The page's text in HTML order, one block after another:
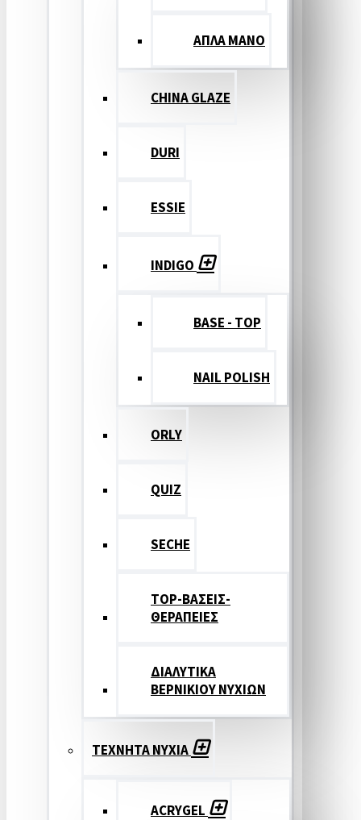
ΑΠΛΑ ΜΑΝΟ
CHINA GLAZE
DURI
ESSIE
INDIGO
BASE - TOP
NAIL POLISH
ORLY
QUIZ
SECHE
TOP-ΒΑΣΕΙΣ-
ΘΕΡΑΠΕΙΕΣ
ΔΙΑΛΥΤΙΚΑ
ΒΕΡΝΙΚΙΟΥ ΝΥΧΙΩΝ
ΤΕΧΝΗΤΑ ΝΥΧΙΑ
ACRYGEL